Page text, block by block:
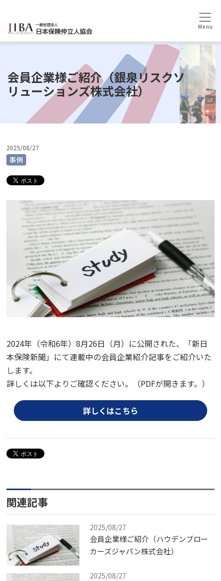
HOME 事例 事例 会員企業様ご紹介（銀泉リスクソリューションズ株式会社）
会員企業様ご紹介（銀泉リスクソ
リューションズ株式会社）
2025/08/27
事例
2024年（令和6年）8月26日（月）に公開された、「新日
本保険新聞」にて連載中の会員企業紹介記事をご紹介いた
します。
詳しくは以下よりご確認ください。（PDFが開きます。）
詳しくはこちら
関連記事
2025/08/27
会員企業様ご紹介（ハウデンブロー
カーズジャパン株式会社）
2025/08/27